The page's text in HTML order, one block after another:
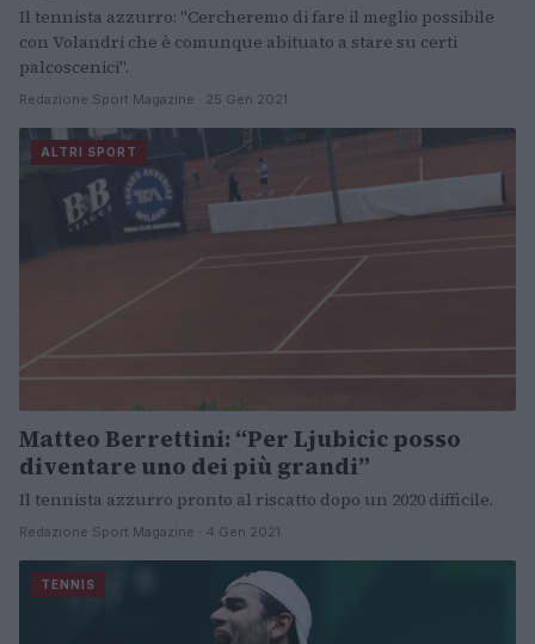
Il tennista azzurro: "Cercheremo di fare il meglio possibile
con Volandri che è comunque abituato a stare su certi
palcoscenici".
Redazione Sport Magazine · 25 Gen 2021
ALTRI SPORT
Matteo Berrettini: “Per Ljubicic posso
diventare uno dei più grandi”
Il tennista azzurro pronto al riscatto dopo un 2020 difficile.
Redazione Sport Magazine · 4 Gen 2021
TENNIS